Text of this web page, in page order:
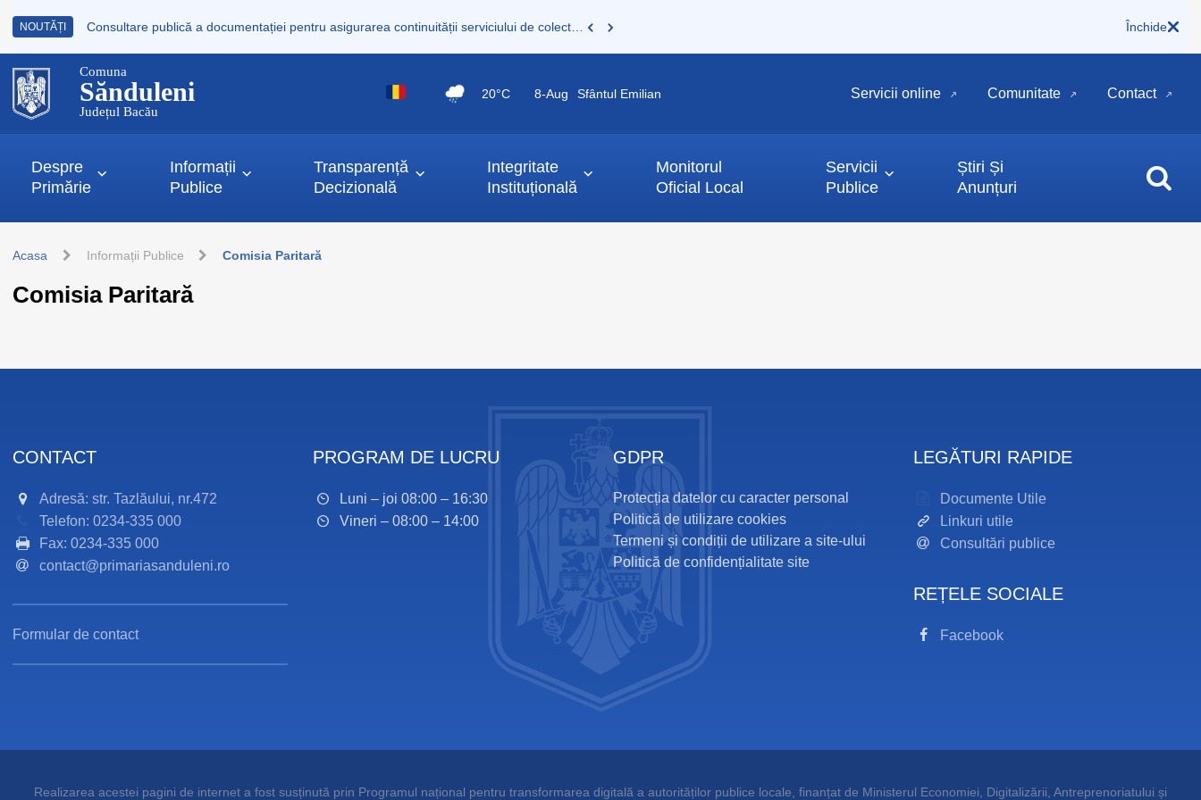
NOUTĂȚI Închide
Comuna
Sănduleni
Județul Bacău
20°C 8-Aug Sfântul Emilian Servicii online Comunitate Contact
Despre
Primărie
Informații
Publice
Transparență
Decizională
Integritate
Instituțională
Monitorul
Oficial Local
Servicii
Publice
Știri Și
Anunțuri
Acasa Informații Publice Comisia Paritară
Comisia Paritară
CONTACT
Adresă: str. Tazlăului, nr.472
Telefon: 0234-335 000
Fax: 0234-335 000
contact@primariasanduleni.ro
Formular de contact
PROGRAM DE LUCRU
Luni – joi 08:00 – 16:30
Vineri – 08:00 – 14:00
GDPR
Protecția datelor cu caracter personal
Politică de utilizare cookies
Termeni și condiții de utilizare a site-ului
Politică de confidențialitate site
LEGĂTURI RAPIDE
Documente Utile
Linkuri utile
Consultări publice
REȚELE SOCIALE
Facebook
Realizarea acestei pagini de internet a fost susținută prin Programul național pentru transformarea digitală a autorităților publice locale, finanțat de Ministerul Economiei, Digitalizării, Antreprenoriatului și